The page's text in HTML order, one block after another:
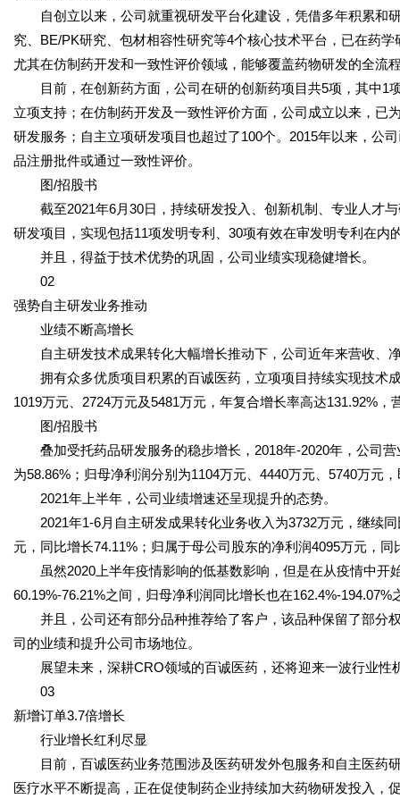
自创立以来，公司就重视研发平台化建设，凭借多年积累和
究、BE/PK研究、包材相容性研究等4个核心技术平台，已在药
尤其在仿制药开发和一致性评价领域，能够覆盖药物研发的全
目前，在创新药方面，公司在研的创新药项目共5项，其中1
立项支持；在仿制药开发及一致性评价方面，公司成立以来，已
研发服务；自主立项研发项目也超过了100个。2015年以来，公
品注册批件或通过一致性评价。
图/招股书
截至2021年6月30日，持续研发投入、创新机制、专业人才
研发项目，实现包括11项发明专利、30项有效在审发明专利在内
并且，得益于技术优势的巩固，公司业绩实现稳健增长。
02
强势自主研发业务推动
业绩不断高增长
自主研发技术成果转化大幅增长推动下，公司近年来营收、
拥有众多优质项目积累的百诚医药，立项项目持续实现技术
1019万元、2724万元及5481万元，年复合增长率高达131.92%
图/招股书
叠加受托药品研发服务的稳步增长，2018年-2020年，公司营
为58.86%；归母净利润分别为1104万元、4440万元、5740万元
2021年上半年，公司业绩增速还呈现提升的态势。
2021年1-6月自主研发成果转化业务收入为3732万元，继续同
元，同比增长74.11%；归属于母公司股东的净利润4095万元，同
虽然2020上半年疫情影响的低基数影响，但是在从疫情中开
60.19%-76.21%之间，归母净利润同比增长也在162.4%-
并且，公司还有部分品种推荐给了客户，该品种保留了部分
司的业绩和提升公司市场地位。
展望未来，深耕CRO领域的百诚医药，还将迎来一波行业性
03
新增订单3.7倍增长
行业增长红利尽显
目前，百诚医药业务范围涉及医药研发外包服务和自主医药
医疗水平不断提高，正在促使制药企业持续加大药物研发投入，